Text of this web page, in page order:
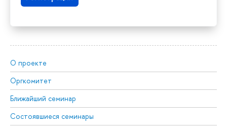
О проекте
Оргкомитет
Ближайший семинар
Состоявшиеся семинары